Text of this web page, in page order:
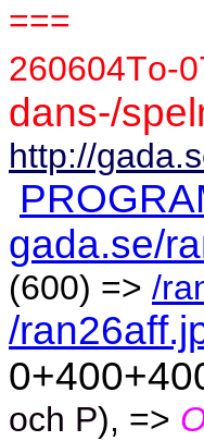
===
260604To-
dans-/
http://
gada.se/
(600) => /
/
och P), =>